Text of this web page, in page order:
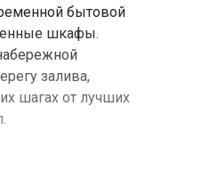
бытовой
шкафы.
залива,
шагах от лучших